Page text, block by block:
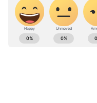
ABOUT THE AUTHOR